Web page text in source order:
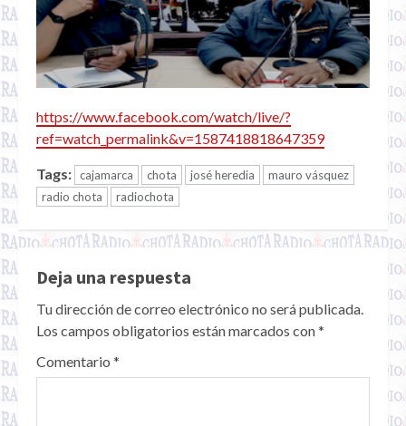
https://www.facebook.com/watch/live/?
ref=watch_permalink&v=1587418818647359
Tags: cajamarca chota josé heredia
mauro vásquez
radio chota
radiochota
Deja una respuesta
Tu dirección de correo electrónico no será publicada.
Los campos obligatorios están marcados con*
Comentario *